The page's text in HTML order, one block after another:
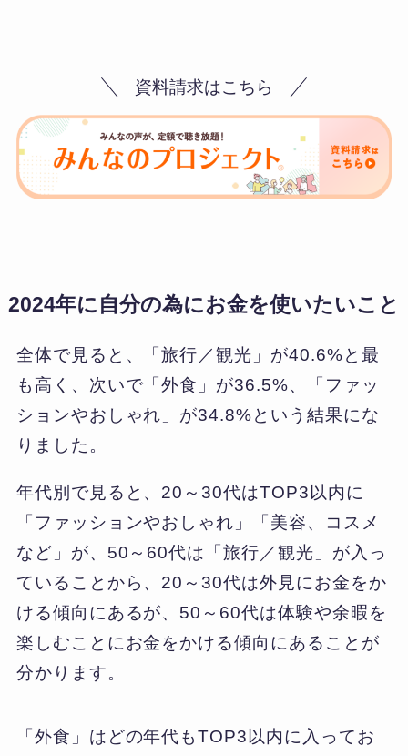
資料請求はこちら
2024年に自分の為にお金を使いたいこと
全体で見ると、「旅行／観光」が40.6%と最
も高く、次いで「外食」が36.5%、「ファッ
ションやおしゃれ」が34.8%という結果にな
りました。
年代別で見ると、20～30代はTOP3以内に
「ファッションやおしゃれ」「美容、コスメ
など」が、50～60代は「旅行／観光」が入っ
ていることから、20～30代は外見にお金をか
ける傾向にあるが、50～60代は体験や余暇を
楽しむことにお金をかける傾向にあることが
分かります。
「外食」はどの年代もTOP3以内に入ってお